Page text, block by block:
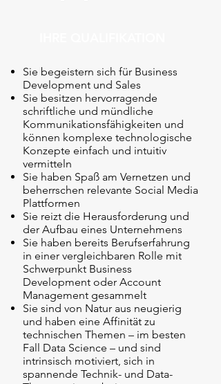
Sie begeistern sich für Business
Development und Sales
Sie besitzen hervorragende
schriftliche und mündliche
Kommunikationsfähigkeiten und
können komplexe technologische
Konzepte einfach und intuitiv
vermitteln
Sie haben Spaß am Vernetzen und
beherrschen relevante Social Media
Plattformen
Sie reizt die Herausforderung und
der Aufbau eines Unternehmens
Sie haben bereits Berufserfahrung
in einer vergleichbaren Rolle mit
Schwerpunkt Business
Development oder Account
Management gesammelt
Sie sind von Natur aus neugierig
und haben eine Affinität zu
technischen Themen – im besten
Fall Data Science – und sind
intrinsisch motiviert, sich in
spannende Technik- und Data-